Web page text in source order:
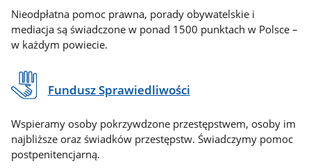
Nieodpłatna pomoc prawna, porady obywatelskie i
mediacja są świadczone w ponad 1500 punktach w Polsce –
w każdym powiecie.
Fundusz Sprawiedliwości
Wspieramy osoby pokrzywdzone przestępstwem, osoby im
najbliższe oraz świadków przestępstw. Świadczymy pomoc
postpenitencjarną.